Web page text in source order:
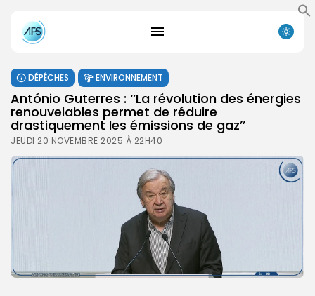
DÉPÊCHES ENVIRONNEMENT
António Guterres : ‘’La révolution des énergies
renouvelables permet de réduire
drastiquement les émissions de gaz’’
JEUDI 20 NOVEMBRE 2025 À 22H40